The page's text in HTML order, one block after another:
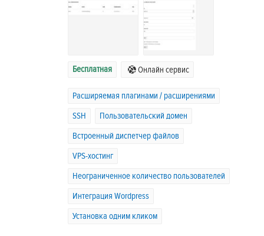
Бесплатная Онлайн сервис
Расширяемая плагинами / расширениями
SSH
Пользовательский домен
Встроенный диспетчер файлов
VPS-хостинг
Неограниченное количество пользователей
Интеграция Wordpress
Установка одним кликом